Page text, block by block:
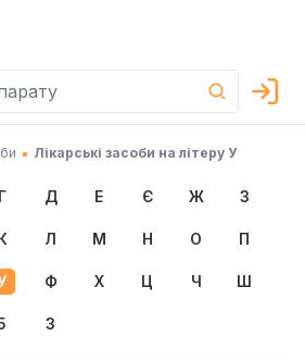
Лікарські засоби на літеру У
Г Д Е Є Ж З
Л М Н О П
Ф Х Ц Ч Ш
3